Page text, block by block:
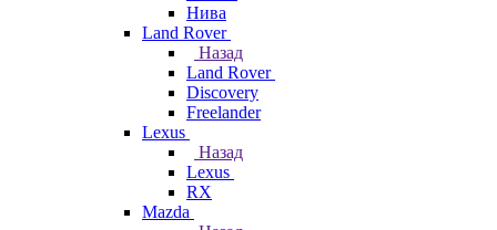
Нива
Land Rover
Назад
Land Rover
Discovery
Freelander
Lexus
Назад
Lexus
RX
Mazda